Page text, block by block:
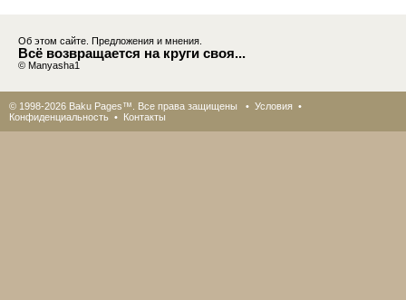
Об этом сайте. Предложения и мнения.
Всё возвращается на круги своя...
© Manyasha1
© 1998-2026 Baku Pages™. Все права защищены • Условия •
Конфиденциальность • Контакты